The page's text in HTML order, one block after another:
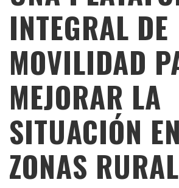
INTEGRAL DE
MOVILIDAD
MEJORAR LA
SITUACIÓN EN
ZONAS